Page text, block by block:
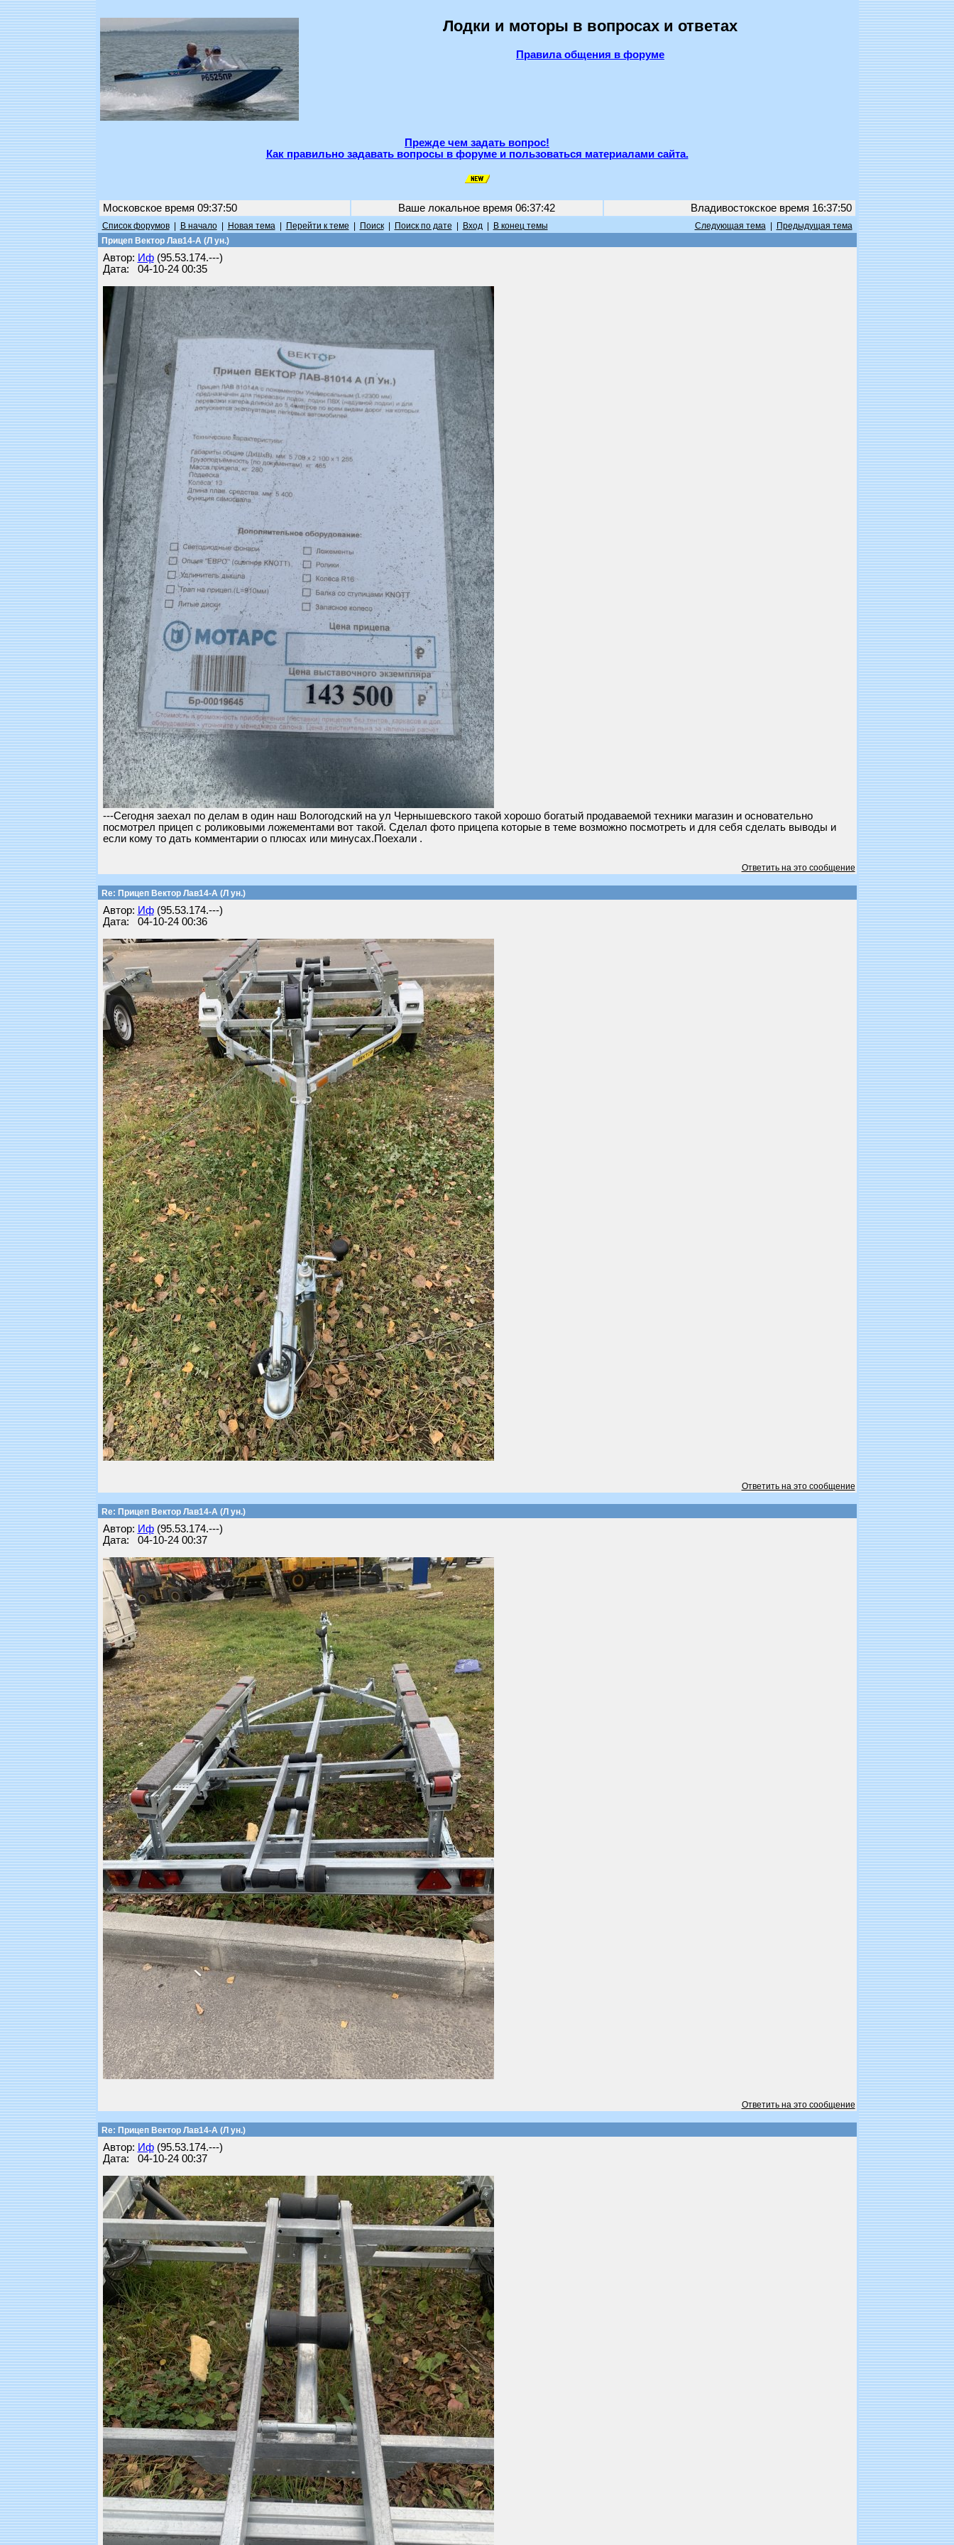
Лодки и моторы в вопросах и ответах
Правила общения в форуме
Прежде чем задать вопрос!
Как правильно задавать вопросы в форуме и пользоваться материалами сайта.
Московское время 09:37:50 Ваше локальное время 06:37:42 Владивостокское время 16:37:50
Список форумов| В начало| Новая тема| Перейти к теме Поиск| Поиск по дате Вход| В конец темы Следующая тема|
Предыдущая тема
Прицеп Вектор Лав14-А (Л ун.)
Автор: Иф(95.53.174.---)
Дата: 04-10-24 00:35
---Сегодня заехал по делам в один наш Вологодский на ул Чернышевского такой хорошо богатый продаваемой техники магазин и основательно
посмотрел прицеп с роликовыми ложементами вот такой. Сделал фото прицепа которые в теме возможно посмотреть и для себя сделать выводы и
если кому то дать комментарии о плюсах или минусах.Поехали .
Ответить на это сообщение
Re: Прицеп Вектор Лав14-А (Л ун.)
Автор: Иф(95.53.174.---)
Дата: 04-10-24 00:36
Ответить на это сообщение
Re: Прицеп Вектор Лав14-А (Л ун.)
Автор: Иф(95.53.174.---)
Дата: 04-10-24 00:37
Ответить на это сообщение
Re: Прицеп Вектор Лав14-А (Л ун.)
Автор: Иф(95.53.174.---)
Дата: 04-10-24 00:37